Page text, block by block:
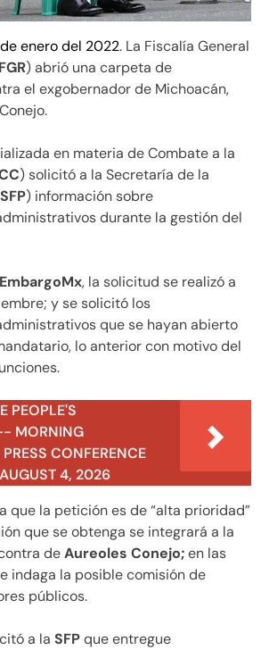
enero del 2022. La Fiscalía General
FGR) abrió una carpeta de
el exgobernador de Michoacán,
en materia de Combate a la
) solicitó a la Secretaría de la
SFP) información sobre
durante la gestión del
, la solicitud se realizó a
y se solicitó los
que se hayan abierto
lo anterior con motivo del
PEOPLE'S
MORNING
CONFERENCE
4, 2026
que la petición es de “alta prioridad”
que se obtenga se integrará a la
deAureoles Conejo;en las
indaga la posible comisión de
públicos.
a la SFPque entregue